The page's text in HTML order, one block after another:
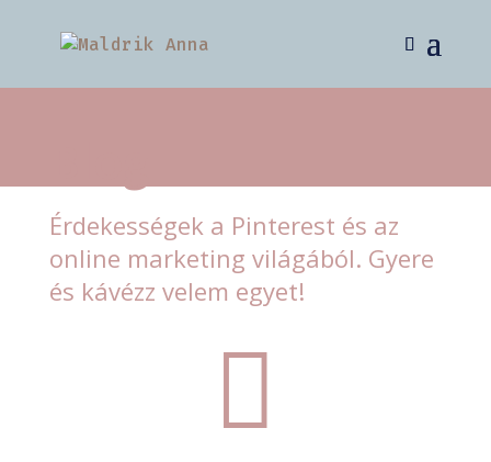
Blog
Érdekességek a Pinterest és az
online marketing világából. Gyere
és kávézz velem egyet!
